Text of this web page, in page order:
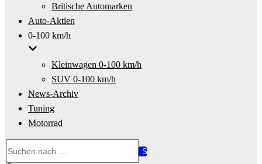
Britische Automarken
Auto-Aktien
0-100 km/h
Kleinwagen 0-100 km/h
SUV 0-100 km/h
News-Archiv
Tuning
Motorrad
nach …